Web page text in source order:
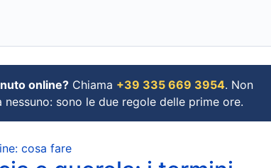
online? Chiama +39 335 669 3954. Non
sono le due regole delle prime ore.
cosa fare